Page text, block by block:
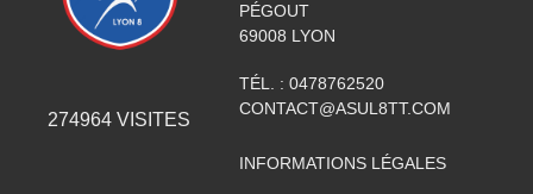
274964 VISITES
PÉGOUT
69008 LYON
TÉL. : 0478762520
CONTACT@ASUL8TT.COM
INFORMATIONS LÉGALES